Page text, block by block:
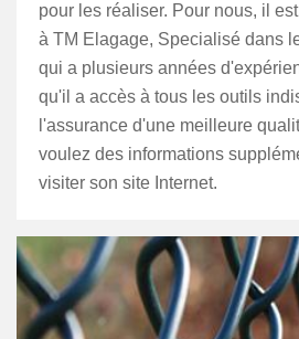
pour les réaliser. Pour nous, il
à TM Elagage, Specialisé dans
qui a plusieurs années
qu'il a accès à tous les outils
l'assurance d'une meilleure
voulez des informations
visiter son site Internet.